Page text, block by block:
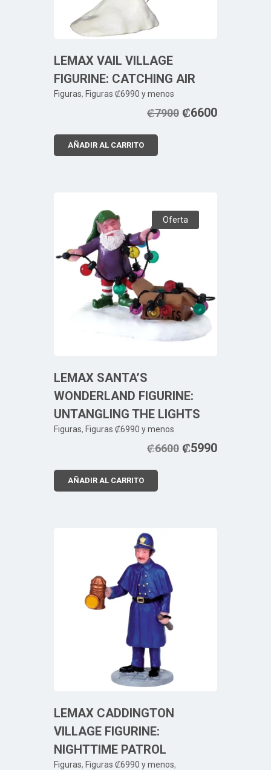
LEMAX VAIL VILLAGE
FIGURINE: CATCHING AIR
Figuras, Figuras ₡6990 y menos
₡7900 ₡6600
AÑADIR AL CARRITO
Oferta
LEMAX SANTA’S
WONDERLAND FIGURINE:
UNTANGLING THE LIGHTS
Figuras, Figuras ₡6990 y menos
₡6600 ₡5990
AÑADIR AL CARRITO
LEMAX CADDINGTON
VILLAGE FIGURINE:
NIGHTTIME PATROL
Figuras, Figuras ₡6990 y menos,